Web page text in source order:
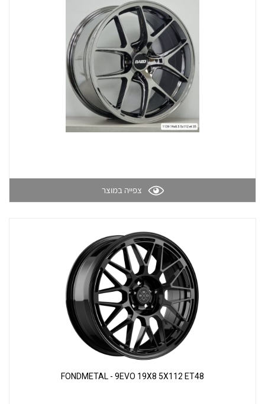
צפייה במוצר
FONDMETAL - 9EVO 19X8 5X112 ET48
תוצאות חיפוש
גלריה